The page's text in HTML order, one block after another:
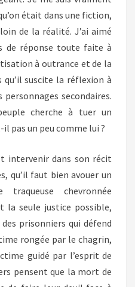
était dans une fiction,
de la réalité. J’ai aimé
de réponse toute faite à
à outrance et de la
qu’il suscite la réflexion à
secondaires.
cherche à tuer un
pas un peu comme lui ?
intervenir dans son récit
qu’il faut bien avouer un
chevronnée
la seule justice possible,
prisonniers qui défend
rongée par le chagrin,
guidé par l’esprit de
pensent que la mort de